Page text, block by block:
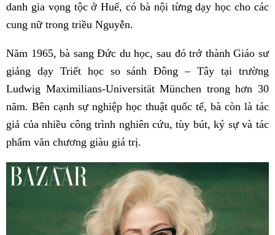
danh gia vọng tộc ở Huế, có bà nội từng dạy học cho các
cung nữ trong triều Nguyễn.
Năm 1965, bà sang Đức du học, sau đó trở thành Giáo sư
giảng dạy Triết học so sánh Đông – Tây tại trường
Ludwig Maximilians-Universität München trong hơn 30
năm. Bên cạnh sự nghiệp học thuật quốc tế, bà còn là tác
giả của nhiều công trình nghiên cứu, tùy bút, ký sự và tác
phẩm văn chương giàu giá trị.